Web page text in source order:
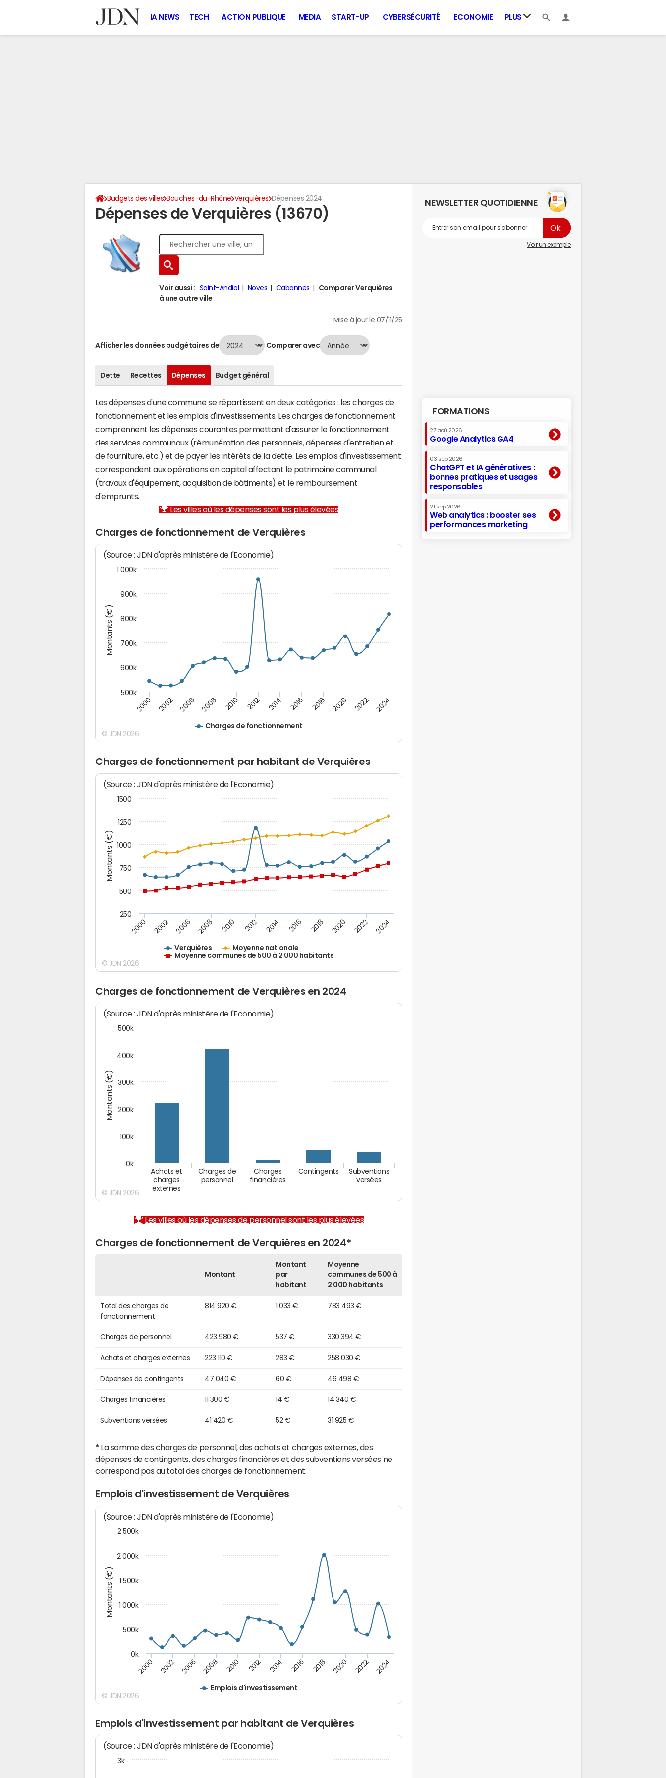
IA NEWS TECH ACTION PUBLIQUE MEDIA START-UP CYBERSÉCURITÉ ECONOMIE PLUS
Budgets des villes Bouches-du-Rhône Verquières Dépenses 2024
Dépenses de Verquières (13670)
Voir aussi : Saint-Andiol Noves Cabannes
Comparer Verquières
à une autre ville
Mise à jour le 07/11/25
Afficher les données budgétaires de Comparer avec
Dette Recettes Dépenses Budget général
Les dépenses d'une commune se répartissent en deux catégories : les charges de
fonctionnement et les emplois d'investissements. Les charges de fonctionnement
comprennent les dépenses courantes permettant d'assurer le fonctionnement
des services communaux (rémunération des personnels, dépenses d'entretien et
de fourniture, etc.) et de payer les intérêts de la dette. Les emplois d'investissement
correspondent aux opérations en capital affectant le patrimoine communal
(travaux d'équipement, acquisition de bâtiments) et le remboursement
d'emprunts.
Les villes où les dépenses sont les plus élevées
Charges de fonctionnement de Verquières
Montants (€)
(Source : JDN d'après ministère de l'Economie)
Charges de fonctionnement
2000 2002 2006 2008 2010 2012 2014 2016 2018 2020 2022 2024
500k
600k
700k
800k
900k
1 000k
© JDN 2026
Charges de fonctionnement par habitant de Verquières
Montants (€)
(Source : JDN d'après ministère de l'Economie)
Verquières
Moyenne nationale
Moyenne communes de 500 à 2 000 habitants
2000 2002 2006 2008 2010 2012 2014 2016 2018 2020 2022 2024
250
500
750
1000
1250
1500
© JDN 2026
Charges de fonctionnement de Verquières en 2024
Montants (€)
(Source : JDN d'après ministère de l'Economie)
Achats et
charges
externes
Charges de
personnel
Charges
financières
Contingents
Subventions
versées
0k
100k
200k
300k
400k
500k
© JDN 2026
Les villes où les dépenses de personnel sont les plus élevées
Charges de fonctionnement de Verquières en 2024*
Montant
Montant
par
habitant
Moyenne
communes de 500 à
2 000 habitants
Total des charges de
fonctionnement
814 920 € 1 033 € 783 493 €
Charges de personnel 423 980 € 537 € 330 394 €
Achats et charges externes 223 110 € 283 € 258 030 €
Dépenses de contingents 47 040 € 60 € 46 498 €
Charges financières 11 300 € 14 € 14 340 €
Subventions versées 41 420 € 52 € 31 925 €
* La somme des charges de personnel, des achats et charges externes, des
dépenses de contingents, des charges financières et des subventions versées ne
correspond pas au total des charges de fonctionnement.
Emplois d'investissement de Verquières
Montants (€)
(Source : JDN d'après ministère de l'Economie)
Emplois d'investissement
2000 2002 2006 2008 2010 2012 2014 2016 2018 2020 2022 2024
0k
500k
1 000k
1 500k
2 000k
2 500k
© JDN 2026
Emplois d'investissement par habitant de Verquières
(Source : JDN d'après ministère de l'Economie)
3k
NEWSLETTER QUOTIDIENNE
Voir un exemple
FORMATIONS
27 aoû 2026
Google Analytics GA4
03 sep 2026
ChatGPT et IA génératives :
bonnes pratiques et usages
responsables
21 sep 2026
Web analytics : booster ses
performances marketing